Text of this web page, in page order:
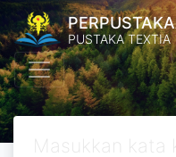
PUSTAKA TEXTIA